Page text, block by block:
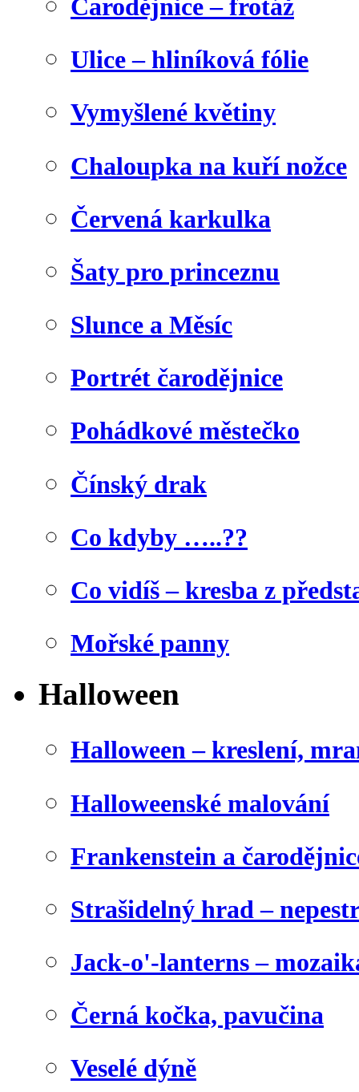
Čarodějnice – frotáž
Ulice – hliníková fólie
Vymyšlené květiny
Chaloupka na kuří nožce
Červená karkulka
Šaty pro princeznu
Slunce a Měsíc
Portrét čarodějnice
Pohádkové městečko
Čínský drak
Co kdyby …..??
Co vidíš – kresba z
Mořské panny
Halloween
Halloween – kreslení,
Halloweenské malování
Frankenstein a
Strašidelný hrad –
Jack-o'-lanterns –
Černá kočka, pavučina
Veselé dýně